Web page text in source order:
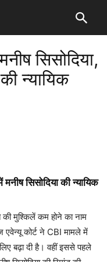
सिसोदिया,
न्यायिक
सिसोदिया की न्यायिक
की मुश्किलें कम होने का नाम
एवेन्यू कोर्ट ने CBI मामले में
बढ़ा दी है। वहीं इससे पहले